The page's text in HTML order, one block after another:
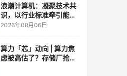
浪潮计算机：凝聚技术共
识，以行业标准牵引能力
跃升
2026年08月06日
算力「芯」动向 | 算力焦
虑被高估了？存储厂抢了